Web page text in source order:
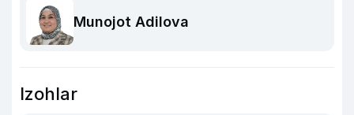
Munojot Adilova
Izohlar